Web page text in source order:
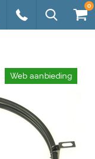
0
Web aanbieding